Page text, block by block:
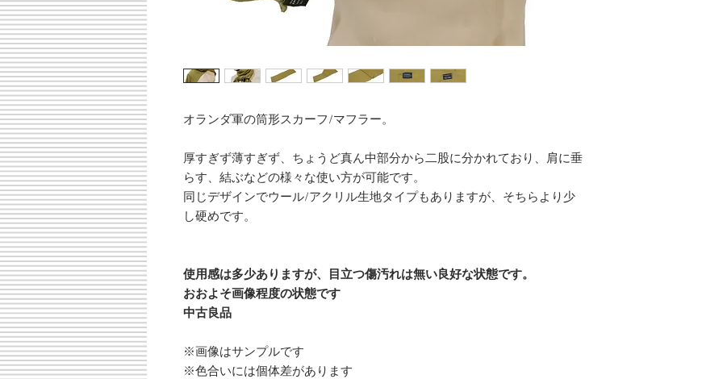
オランダ軍の筒形スカーフ/マフラー。
厚すぎず薄すぎず、ちょうど真ん中部分から二股に分かれており、肩に垂
らす、結ぶなどの様々な使い方が可能です。
同じデザインでウール/アクリル生地タイプもありますが、そちらより少
し硬めです。
使用感は多少ありますが、目立つ傷汚れは無い良好な状態です。
おおよそ画像程度の状態です
中古良品
※画像はサンプルです
※色合いには個体差があります